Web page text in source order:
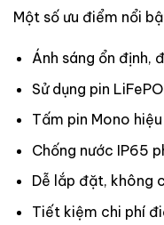
Một số ưu điểm nổi
Ánh sáng ổn định,
Sử dụng pin
Tấm pin Mono
Chống nước IP65
Dễ lắp đặt, không
Tiết kiệm chi phí